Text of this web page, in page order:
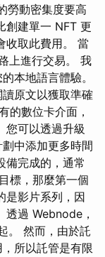
勞動密集度要高
創建單一 NFT 更
收取此費用。 當
上進行交易。 我
本地語言體驗。
原文以獲取準確
的數位卡介面，
您可以透過升級
中添加更多時間
備完成的，通常
標，那麼第一個
是影片系列，因
透過 Webnode，
。 然而，由於託
所以託管是有限